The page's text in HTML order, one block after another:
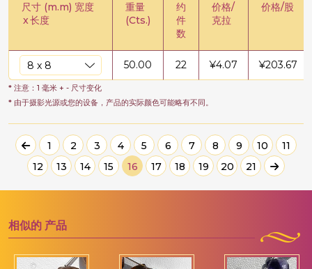
尺寸 (m.m) 宽度
x长度
重量
(Cts.)
约
件
数
价格/
克拉
价格/股
50.00 22 ¥4.07 ¥203.67
* 注意：1 毫米 + - 尺寸变化
* 由于摄影光源或您的设备，产品的实际颜色可能略有不同。
1 2 3 4 5 6 7 8 9 10
11
12
13 14 15 16 17 18 19 20 21
相似的 产品